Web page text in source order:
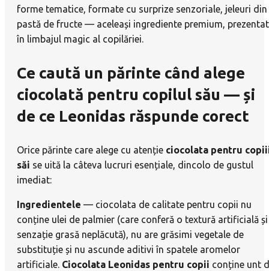
forme tematice, formate cu surprize senzoriale, jeleuri din
pastă de fructe — aceleași ingrediente premium,
în limbajul magic al copilăriei.
Ce caută un părinte când alege
ciocolată pentru copilul său — și
de ce Leonidas răspunde corect
Orice părinte care alege cu atenție ciocolata pentru
săi se uită la câteva lucruri esențiale, dincolo de gustul
imediat:
Ingredientele — ciocolata de calitate pentru copii nu
conține ulei de palmier (care conferă o textură artificială
senzație grasă neplăcută), nu are grăsimi vegetale de
substituție și nu ascunde aditivi în spatele aromelor
artificiale. Ciocolata Leonidas pentru copii conține unt